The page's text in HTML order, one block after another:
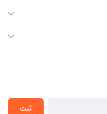
ثبت